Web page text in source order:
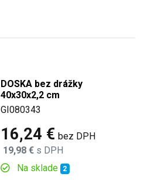
DOSKA bez drážky
40x30x2,2 cm
GI080343
16,24 € bez DPH
19,98 € s DPH
Na sklade
2